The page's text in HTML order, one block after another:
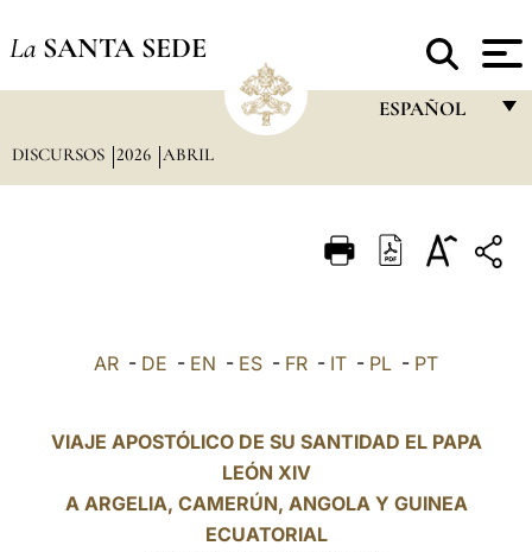
La SANTA SEDE
ESPAÑOL
ITALIANO
POLSKI
DISCURSOS 2026 ABRIL
AR - DE - EN - ES - FR - IT - PL - PT
VIAJE APOSTÓLICO DE SU SANTIDAD EL PAPA
LEÓN XIV
A ARGELIA, CAMERÚN, ANGOLA Y GUINEA
ECUATORIAL